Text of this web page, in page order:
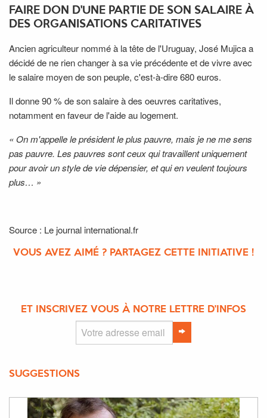
FAIRE DON D'UNE PARTIE DE SON SALAIRE À
DES ORGANISATIONS CARITATIVES
Ancien agriculteur nommé à la tête de l'Uruguay, José Mujica a
décidé de ne rien changer à sa vie précédente et de vivre avec
le salaire moyen de son peuple, c'est-à-dire 680 euros.
Il donne 90 % de son salaire à des oeuvres caritatives,
notamment en faveur de l'aide au logement.
« On m'appelle le président le plus pauvre, mais je ne me sens
pas pauvre. Les pauvres sont ceux qui travaillent uniquement
pour avoir un style de vie dépensier, et qui en veulent toujours
plus… »
Source : Le journal international.fr
VOUS AVEZ AIMÉ ? PARTAGEZ CETTE INITIATIVE !
ET INSCRIVEZ VOUS À NOTRE LETTRE D'INFOS
SUGGESTIONS